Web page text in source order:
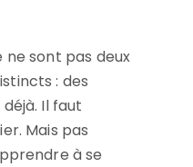
ne sont pas deux
: des
Il faut
Mais pas
à se